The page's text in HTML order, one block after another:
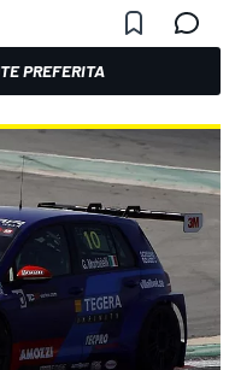
PREFERITA